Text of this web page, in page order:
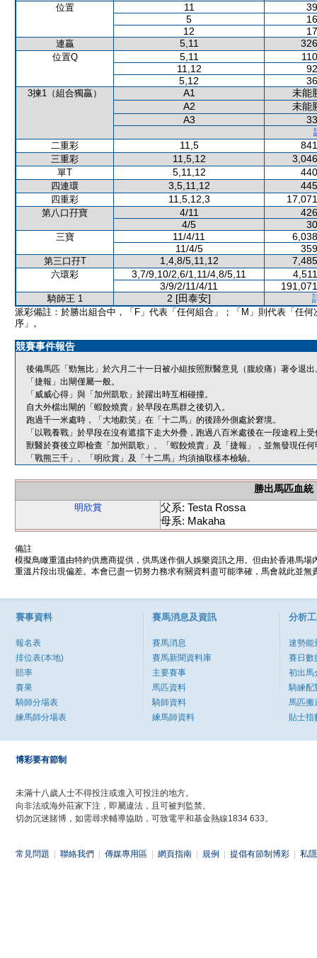
位置 11
5
12
連贏 5,11
位置Q 5,11
11,12
5,12
3揀1（組合獨贏） A1
未能
A2
未能
A3
二重彩
11,5
三重彩 11,5,12
單T 5,11,12
四連環 3,5,11,12
四重彩 11,5,12,3
第八口孖寶 4/11
4/5
三寶 11/4/11
11/4/5
第三口孖T 1,4,8/5,11,12
六環彩 3,7/9,10/2,6/1,11/4,8/5,11
3/9/2/11/4/11
騎師王 1 2 [田泰安]
派彩備註：於勝出組合中，「F」代表「任何組合」；「M」則代表「任何
序」。
競賽事件報告
後備馬匹「勁無比」於六月二十一日被小組按照獸醫意見（腹絞痛）著令退
「捷報」出閘僅屬一般。
「威威心得」與「加州凱歌」於躍出時互相碰撞。
自大外檔出閘的「蝦餃燒賣」於早段在馬群之後切入。
跑過千一米處時，「大地歡笑」在「十二馬」的後蹄外側處於窘境。
「以戰養戰」於早段在沒有遮擋下走大外疊，跑過八百米處後在一段途程上
獸醫於賽後立即檢查「加州凱歌」、「蝦餃燒賣」及「捷報」，並無發現任
「戰熊三千」、「明欣賞」及「十二馬」均須抽取樣本檢驗。
勝出馬匹血統
明欣賞
父系: Testa Rossa
母系: Makaha
備註
模擬鳥瞰重溫由特約供應商提供，供馬迷作個人娛樂資訊之用。但由於香港馬
重溫片段出現偏差。本會已盡一切努力務求有關資料盡可能準確，馬會就此並
賽事資料
報名表
排位表(本地)
賠率
賽果
騎師分場表
練馬師分場表
賽馬消息及資訊
賽馬消息
賽馬新聞資料庫
主要賽事
馬匹資料
騎師資料
練馬師資料
分析
速勢能
賽日數
初出馬
騎練配
馬匹搬
貼士指
博彩要有節制
未滿十八歲人士不得投注或進入可投注的地方。
向非法或海外莊家下注，即屬違法，且可被判監禁。
切勿沉迷賭博，如需尋求輔導協助，可致電平和基金熱線1834 633。
常見問題 聯絡我們 傳媒專用區 網頁指南 規例 提倡有節制博彩 私